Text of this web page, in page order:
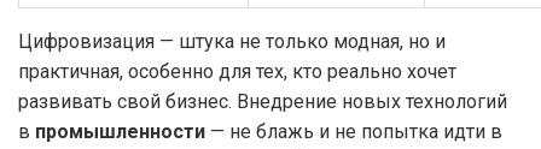
Цифровизация — штука не только модная, но и
практичная, особенно для тех, кто реально хочет
развивать свой бизнес. Внедрение новых технологий
в промышленности — не блажь и не попытка идти в